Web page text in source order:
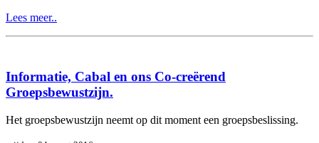
Lees meer..
Informatie, Cabal en ons Co-creërend
Groepsbewustzijn.
Het groepsbewustzijn neemt op dit moment een groepsbeslissing.